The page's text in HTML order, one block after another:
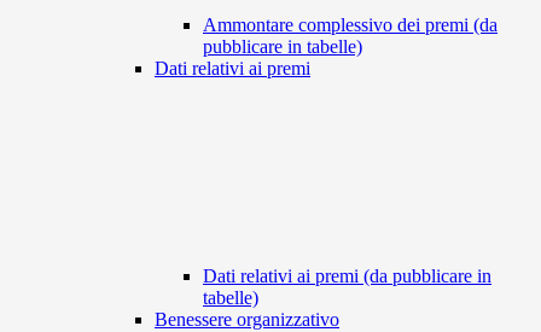
Ammontare complessivo dei premi (da
pubblicare in tabelle)
Dati relativi ai premi
Dati relativi ai premi (da pubblicare in
tabelle)
Benessere organizzativo